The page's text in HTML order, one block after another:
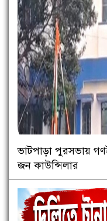
ভাটপাড়া পুরসভায়
জন কাউন্সিলার